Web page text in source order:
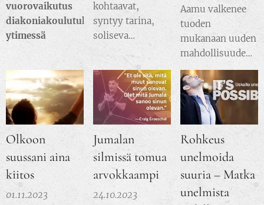
vuorovaikutus
diakoniakoulutuksen
ytimessä
kohtaavat,
syntyy tarina,
soliseva
kevätpuro, joka
ylittää ajan ja
tilan rajoitteet.
Tänään, kun
muistelen tuota
tervetullutta
päivää, pohdin
hetkiä, jotka ovat
muovanneet
elämääni ja
polkuamme sekä
Aamu valkenee
tuoden
mukanaan uuden
mahdollisuuden
kohdata maailma
ja sen ihmiset.
On hetki
pysähtyä ja
pohtia, miten
näemme ja
kohtaamme
toiset
ympärillämme.
Martin Walshin
Olkoon
suussani aina
kiitos
01.11.2023
Jumalan
silmissä tomua
arvokkaampi
24.10.2023
Rohkeus
unelmoida
suuria – Matka
unelmista